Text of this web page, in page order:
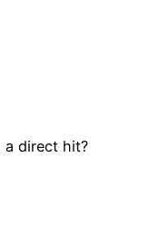
a direct hit?